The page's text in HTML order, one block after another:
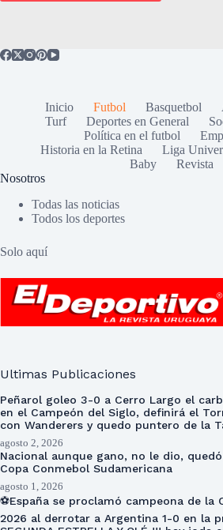
Inicio Futbol Basquetbol
Turf
Deportes en General
Política en el futbol
Historia en la Retina
Liga
Baby
Revista
Nosotros
Todas las noticias
Todos los deportes
Solo aquí
Ultimas Publicaciones
Peñarol goleo 3-0 a Cerro Largo el
en el Campeón del Siglo, definirá el
con Wanderers y quedo puntero de la
agosto 2, 2026
Nacional aunque gano, no le dio,
Copa Conmebol Sudamericana
agosto 1, 2026
⚽España se proclamó campeona de la
2026 al derrotar a Argentina 1-0 en la